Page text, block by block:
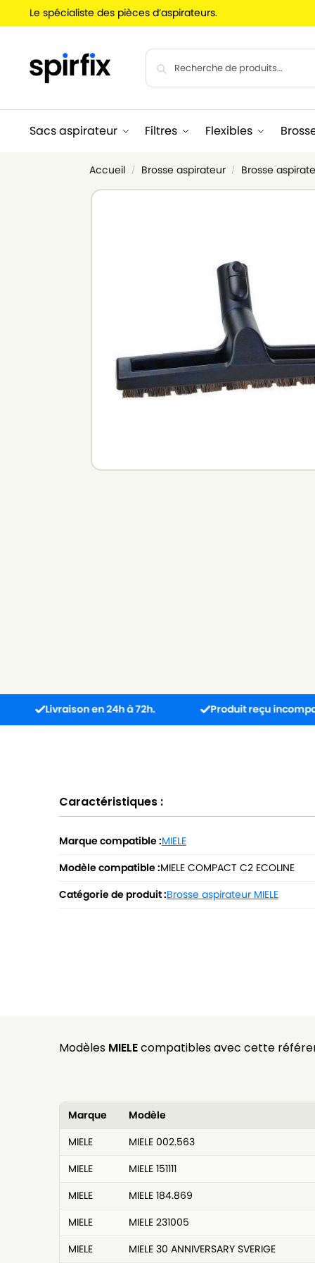
Le spécialiste des pièces d’aspirateurs.
Sacs aspirateur Filtres Flexibles
Accueil / Brosse aspirateur / Brosse
en 24h à 72h. Produit reçu incompatible ?
Caractéristiques :
Marque compatible :MIELE
Modèle compatible :MIELE COMPACT C2 ECOLINE
Catégorie de produit :Brosse aspirateur MIELE
Modèles MIELEcompatibles avec cette
Marque
Modèle
MIELE
MIELE 002.563
MIELE
MIELE 151111
MIELE
MIELE 184.869
MIELE
MIELE 231005
MIELE
MIELE 30 ANNIVERSARY SVERIGE